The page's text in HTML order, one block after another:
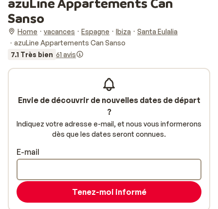
Sanso
Home vacances Espagne Ibiza
Santa Eulalia
azuLine Appartements Can Sanso
7.1 Très bien 61 avis
Envie de découvrir de nouvelles dates de départ
?
Indiquez votre adresse e-mail, et nous vous informerons
dès que les dates seront connues.
E-mail
Tenez-moi informé